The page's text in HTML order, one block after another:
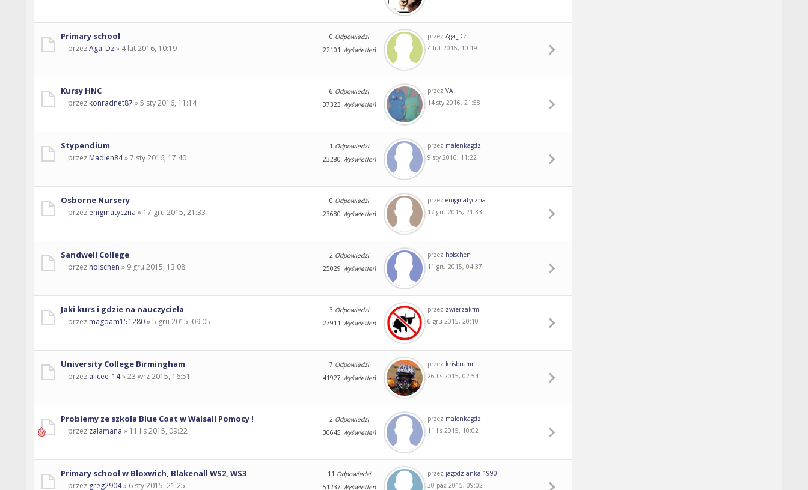
Primary school
przezAga_Dz» 4 lut 2016, 10:19
0 Odpowiedzi
22101 Wyświetleń
przez Aga_Dz
4 lut 2016, 10:19
Kursy HNC
przez konradnet87 » 5 sty 2016, 11:14
6 Odpowiedzi
37323 Wyświetleń
przez VA
14 sty 2016, 21:58
Stypendium
przez Madlen84» 7 sty 2016, 17:40
1 Odpowiedzi
23280 Wyświetleń
przez malenkagdz
9 sty 2016, 11:22
Osborne Nursery
przez enigmatyczna » 17 gru 2015, 21:33
0 Odpowiedzi
23680 Wyświetleń
przez enigmatyczna
17 gru 2015, 21:33
Sandwell College
przez holschen » 9 gru 2015, 13:08
2 Odpowiedzi
25029 Wyświetleń
przez holschen
11 gru 2015, 04:37
Jaki kurs i gdzie na nauczyciela
przez magdam151280» 5 gru 2015, 09:05
3 Odpowiedzi
27911 Wyświetleń
przez zwierzakfm
6 gru 2015, 20:10
University College Birmingham
przez alicee_14» 23 wrz 2015, 16:51
7 Odpowiedzi
41927 Wyświetleń
przez krisbrumm
26 lis 2015, 02:54
Problemy ze szkola Blue Coat w Walsall Pomocy !
przez zalamana » 11 lis 2015, 09:22
2 Odpowiedzi
30645 Wyświetleń
przez malenkagdz
11 lis 2015, 10:02
Primary school w Bloxwich, Blakenall WS2, WS3
przez greg2904» 6 sty 2015, 21:25
11 Odpowiedzi
51237 Wyświetleń
przez jagodzianka-1990
30 paź 2015, 09:02